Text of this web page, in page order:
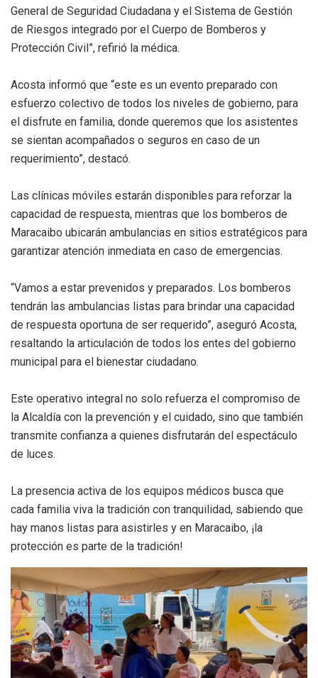
General de Seguridad Ciudadana y el Sistema de Gestión
de Riesgos integrado por el Cuerpo de Bomberos y
Protección Civil”, refirió la médica.
Acosta informó que “este es un evento preparado con
esfuerzo colectivo de todos los niveles de gobierno, para
el disfrute en familia, donde queremos que los asistentes
se sientan acompañados o seguros en caso de un
requerimiento”, destacó.
Las clínicas móviles estarán disponibles para reforzar la
capacidad de respuesta, mientras que los bomberos de
Maracaibo ubicarán ambulancias en sitios estratégicos para
garantizar atención inmediata en caso de emergencias.
“Vamos a estar prevenidos y preparados. Los bomberos
tendrán las ambulancias listas para brindar una capacidad
de respuesta oportuna de ser requerido”, aseguró Acosta,
resaltando la articulación de todos los entes del gobierno
municipal para el bienestar ciudadano.
Este operativo integral no solo refuerza el compromiso de
la Alcaldía con la prevención y el cuidado, sino que también
transmite confianza a quienes disfrutarán del espectáculo
de luces.
La presencia activa de los equipos médicos busca que
cada familia viva la tradición con tranquilidad, sabiendo que
hay manos listas para asistirles y en Maracaibo, ¡la
protección es parte de la tradición!